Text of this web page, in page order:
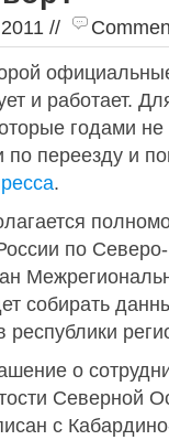
//
и работает.
годами не
переезду и
.
по
собирать
республики
о
Северной
с